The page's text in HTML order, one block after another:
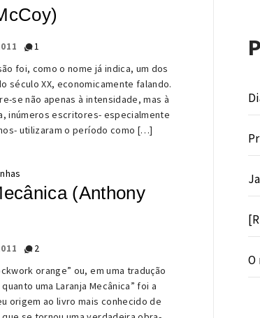
1
foi, como o nome já indica, um dos
século XX, economicamente falando.
se não apenas à intensidade, mas à
inúmeros escritores- especialmente
utilizaram o período como […]
(Anthony
2
orange” ou, em uma tradução
uma Laranja Mecânica” foi a
origem ao livro mais conhecido de
O